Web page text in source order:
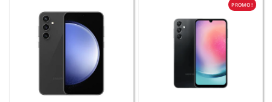
PROMO !